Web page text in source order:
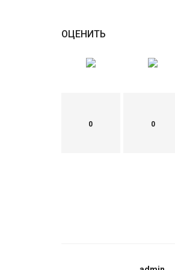
ОЦЕНИТЬ
0 0